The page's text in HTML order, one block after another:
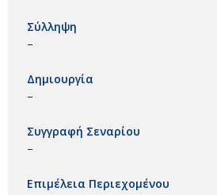
Σύλληψη
–
Δημιουργία
–
Συγγραφή Σεναρίου
–
Επιμέλεια Περιεχομένου